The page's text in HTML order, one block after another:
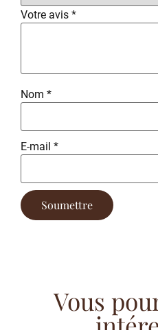
Votre avis *
Nom *
E-mail *
Vous